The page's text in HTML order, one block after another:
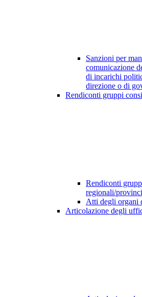
Sanzioni per
comunicazione
di incarichi
direzione o di
Rendiconti gruppi
Rendiconti
regionali/
Atti degli organi
Articolazione degli